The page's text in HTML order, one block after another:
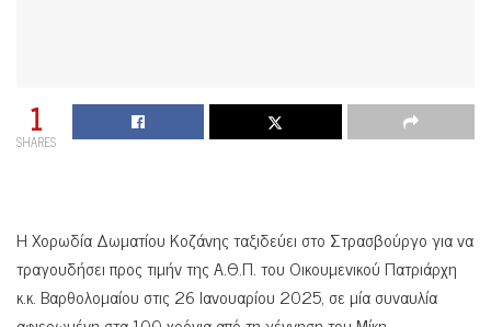
1
SHARES
Η Χορωδία Δωματίου Κοζάνης ταξιδεύει στο Στρασβούργο για να
τραγουδήσει προς τιμήν της Α.Θ.Π. του Οικουμενικού Πατριάρχη
κ.κ. Βαρθολομαίου στις 26 Ιανουαρίου 2025, σε μία συναυλία